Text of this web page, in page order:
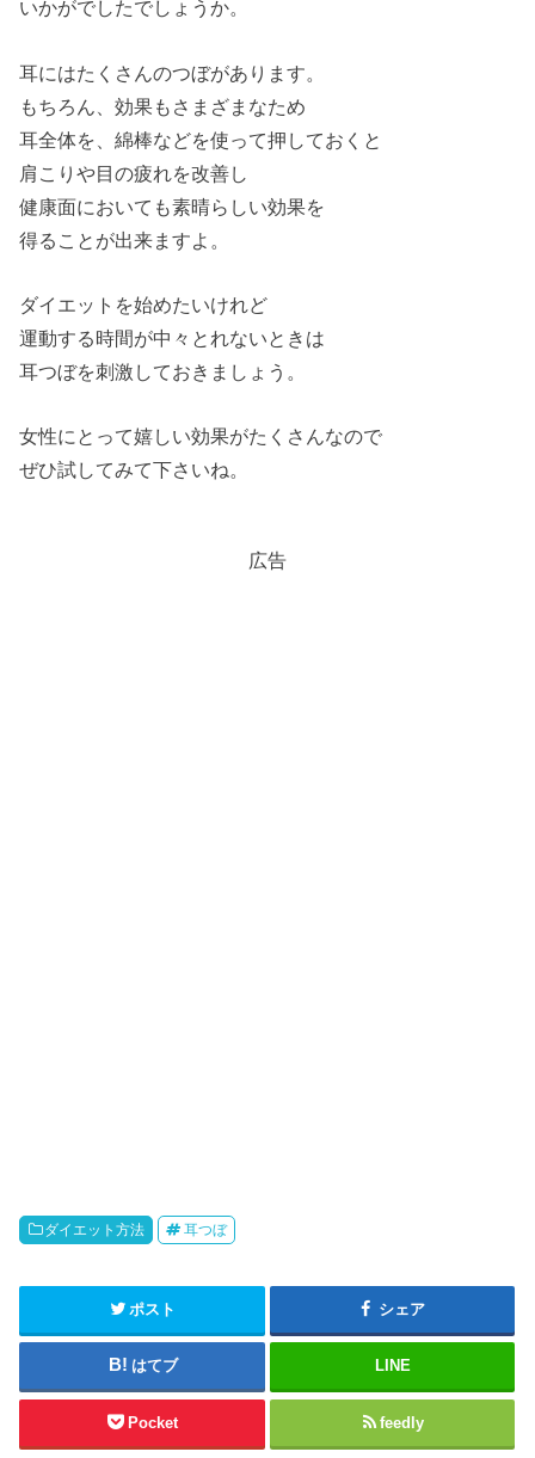
いかがでしたでしょうか。
耳にはたくさんのつぼがあります。
もちろん、効果もさまざまなため
耳全体を、綿棒などを使って押しておくと
肩こりや目の疲れを改善し
健康面においても素晴らしい効果を
得ることが出来ますよ。
ダイエットを始めたいけれど
運動する時間が中々とれないときは
耳つぼを刺激しておきましょう。
女性にとって嬉しい効果がたくさんなので
ぜひ試してみて下さいね。
広告
ダイエット方法 耳つぼ
ポスト シェア
はてブ LINE
Pocket feedly